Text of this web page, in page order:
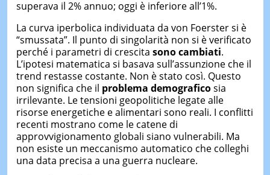
superava il 2% annuo; oggi è inferiore all’1%.
La curva iperbolica individuata da von Foerster si è
“smussata”. Il punto di singolarità non si è verificato
perché i parametri di crescita sono cambiati.
L’ipotesi matematica si basava sull’assunzione che il
trend restasse costante. Non è stato così. Questo
non significa che il problema demograficosia
irrilevante. Le tensioni geopolitiche legate alle
risorse energetiche e alimentari sono reali. I conflitti
recenti mostrano come le catene di
approvvigionamento globali siano vulnerabili. Ma
non esiste un meccanismo automatico che colleghi
una data precisa a una guerra nucleare.